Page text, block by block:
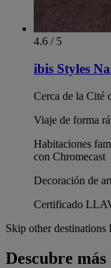
4.6 / 5
ibis Styles
Cerca de la Cité
Viaje de forma
Habitaciones
con Chromecast
Decoración de
Certificado
Skip other destinations
Descubre más